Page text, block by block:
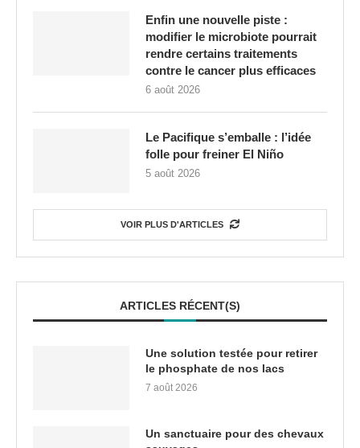
Enfin une nouvelle piste :
modifier le microbiote pourrait
rendre certains traitements
contre le cancer plus efficaces
6 août 2026
Le Pacifique s’emballe : l’idée
folle pour freiner El Niño
5 août 2026
VOIR PLUS D'ARTICLES
ARTICLES RÉCENT(S)
Une solution testée pour retirer
le phosphate de nos lacs
7 août 2026
Un sanctuaire pour des chevaux